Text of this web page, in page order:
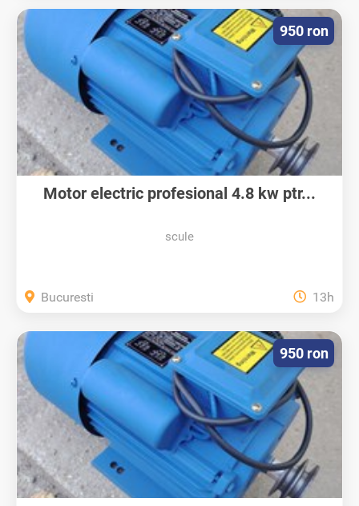
Motor electric profesional 4.8 kw ptr...
scule
950 ron
Bucuresti 13h
950 ron